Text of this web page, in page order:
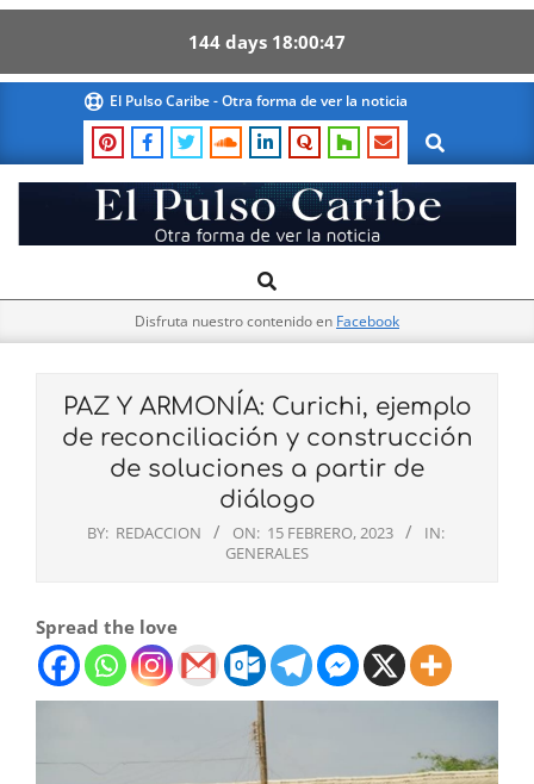
144 days 18 00 46
content
El Pulso Caribe - Otra forma de ver la noticia
Search
El
Pulso
Navigation
Search
Disfruta nuestro contenido en Facebook
PAZ Y ARMONÍA: Curichi, ejemplo
de reconciliación y construcción
de soluciones a partir de
diálogo
BY: REDACCION ON: 15 FEBRERO, 2023
IN:
GENERALES
Spread the love